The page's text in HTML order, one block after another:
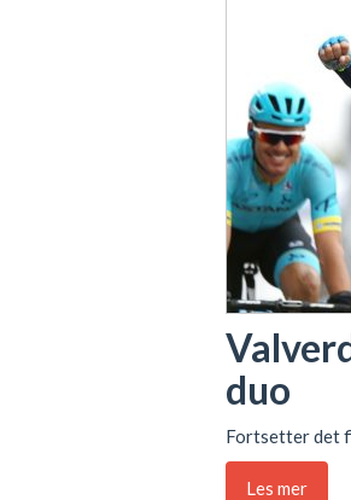
duo
Fortsetter det
Les mer